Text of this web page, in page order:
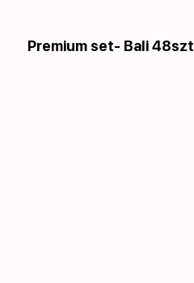
Premium set- Bali 48szt